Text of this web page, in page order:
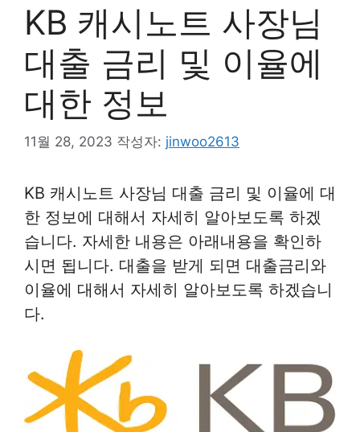
KB 캐시노트 사장님
대출 금리 및 이율에
대한 정보
11월 28, 2023 작성자: jinwoo2613
KB 캐시노트 사장님 대출 금리 및 이율에 대
한 정보에 대해서 자세히 알아보도록 하겠
습니다. 자세한 내용은 아래내용을 확인하
시면 됩니다. 대출을 받게 되면 대출금리와
이율에 대해서 자세히 알아보도록 하겠습니
다.